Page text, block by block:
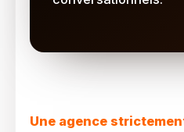
Une agence